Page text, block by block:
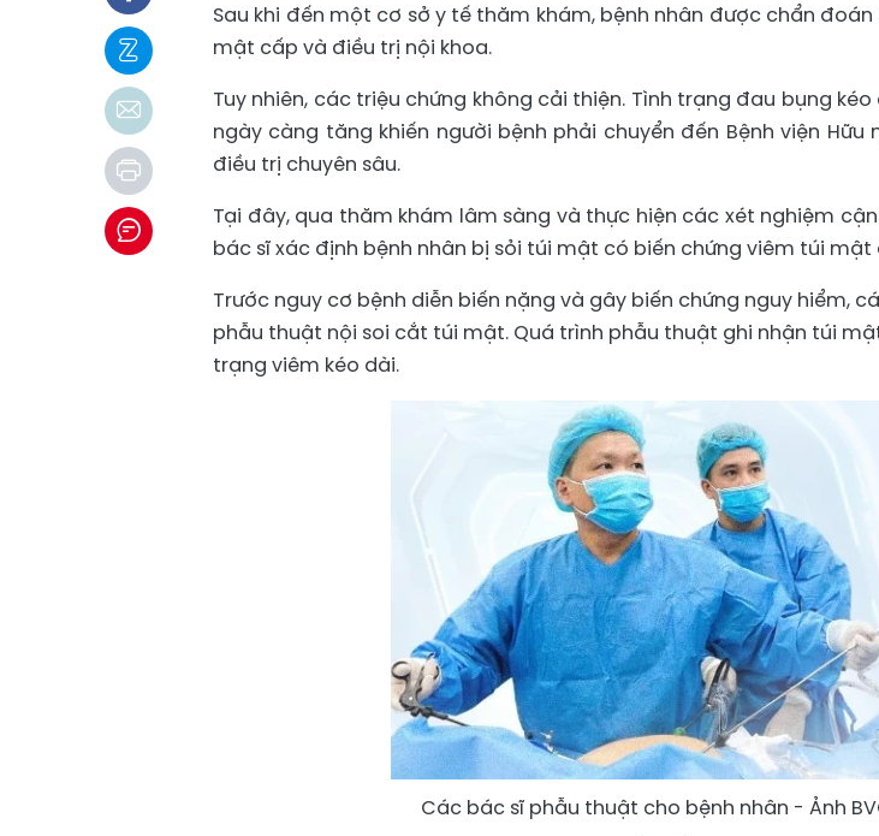
Sau khi đến một cơ sở y tế thăm khám, bệnh nhân được chẩn
mật cấp và điều trị nội khoa.
Tuy nhiên, các triệu chứng không cải thiện. Tình trạng đau bụng
ngày càng tăng khiến người bệnh phải chuyển đến Bệnh viện
điều trị chuyên sâu.
Tại đây, qua thăm khám lâm sàng và thực hiện các xét nghiệm
bác sĩ xác định bệnh nhân bị sỏi túi mật có biến chứng viêm túi mật
Trước nguy cơ bệnh diễn biến nặng và gây biến chứng nguy hiểm,
phẫu thuật nội soi cắt túi mật. Quá trình phẫu thuật ghi nhận túi
trạng viêm kéo dài.
Các bác sĩ phẫu thuật cho bệnh nhân - Ảnh